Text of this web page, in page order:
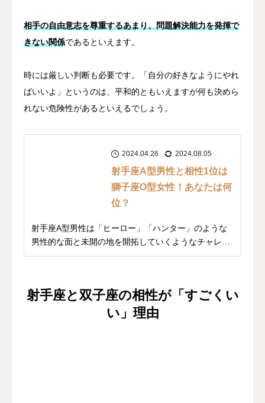
相手の自由意志を尊重するあまり、問題解決能力を発揮で
きない関係であるといえます。
時には厳しい判断も必要です。「自分の好きなようにやれ
ばいいよ」というのは、平和的ともいえますが何も決めら
れない危険性があるといえるでしょう。
2024.04.26 2024.08.05
射手座A型男性と相性1位は
獅子座O型女性！あなたは何
位？
射手座A型男性は「ヒーロー」「ハンター」のような
男性的な面と未開の地を開拓していくようなチャレン
ジ精...
射手座と双子座の相性が「すごくい
い」理由